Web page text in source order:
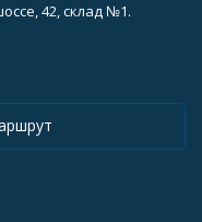
42, склад №1.